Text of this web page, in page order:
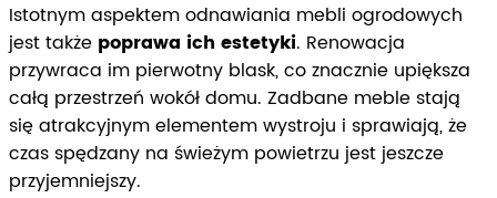
Istotnym aspektem odnawiania mebli ogrodowych
jest także poprawa ich estetyki. Renowacja
przywraca im pierwotny blask, co znacznie upiększa
całą przestrzeń wokół domu. Zadbane meble stają
się atrakcyjnym elementem wystroju i sprawiają, że
czas spędzany na świeżym powietrzu jest jeszcze
przyjemniejszy.